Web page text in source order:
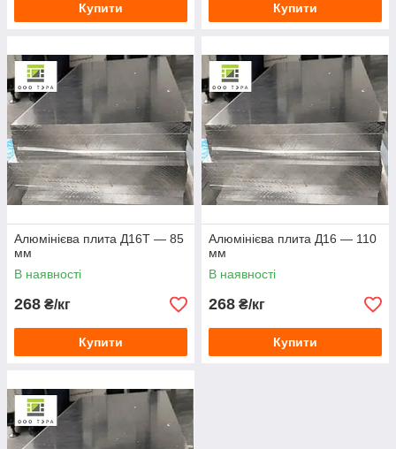
Купити Купити
Алюмінієва плита Д16Т — 85
мм
В наявності
268 ₴/кг
Купити
Алюмінієва плита Д16 — 110
мм
В наявності
268 ₴/кг
Купити